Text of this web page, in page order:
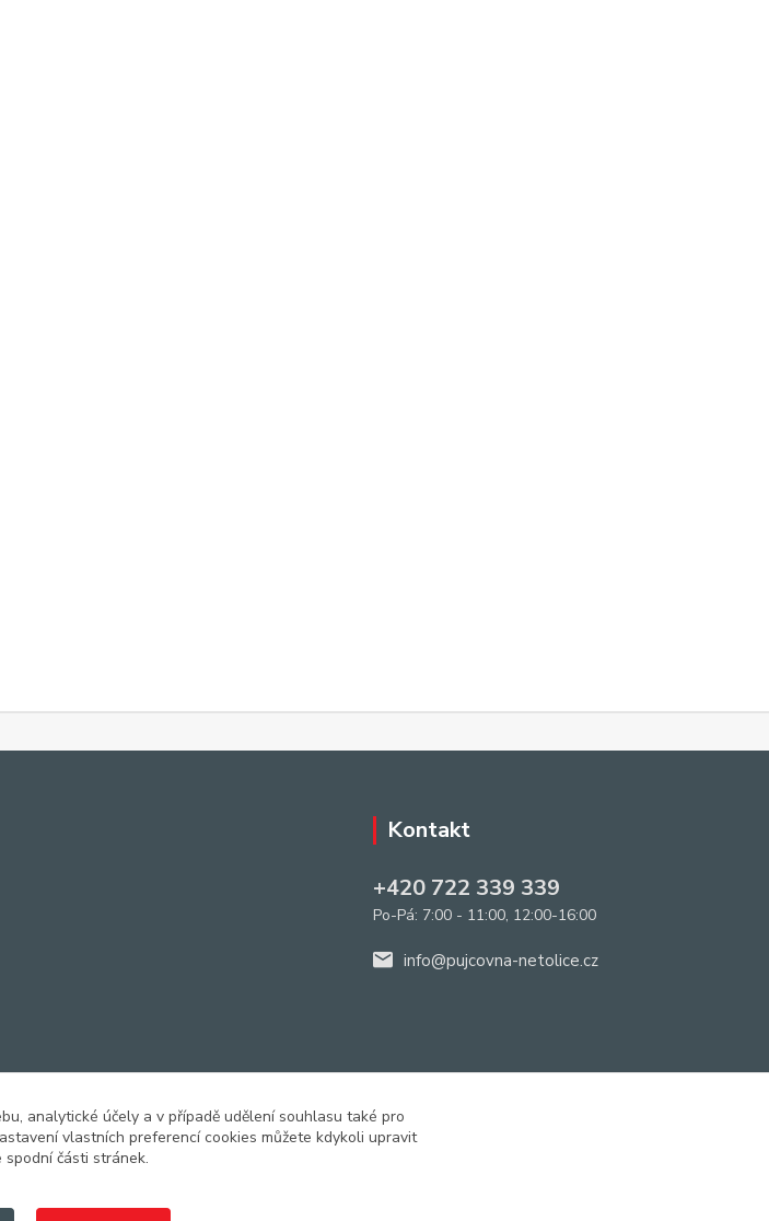
Kontakt
+420 722 339 339
Po-Pá: 7:00 - 11:00, 12:00-16:00
info@pujcovna-netolice.cz
sběr cookies.
analytické účely a v případě udělení souhlasu také pro
vlastních preferencí cookies můžete kdykoli upravit
spodní části stránek.